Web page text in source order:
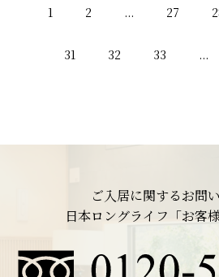
1 2 ... 27
31 32 33 ...
ご入居に関するお問
日本ロングライフ「お客